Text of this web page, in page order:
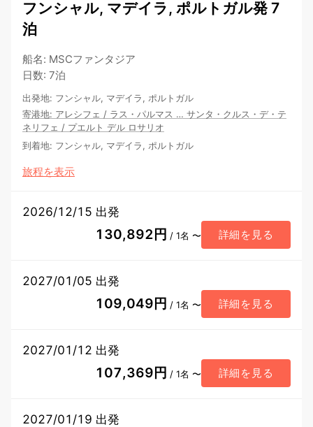
フンシャル, マデイラ, ポルトガル発 7
泊
船名: MSCファンタジア
日数: 7泊
出発地: フンシャル, マデイラ, ポルトガル
寄港地: アレシフェ / ラス・パルマス … サンタ・クルス・デ・テ
ネリフェ / プエルト デル ロサリオ
到着地: フンシャル, マデイラ, ポルトガル
旅程を表示
2026/12/15 出発
130,892円 / 1名 〜 詳細を見る
2027/01/05 出発
109,049円 / 1名 〜 詳細を見る
2027/01/12 出発
107,369円 / 1名 〜 詳細を見る
2027/01/19 出発